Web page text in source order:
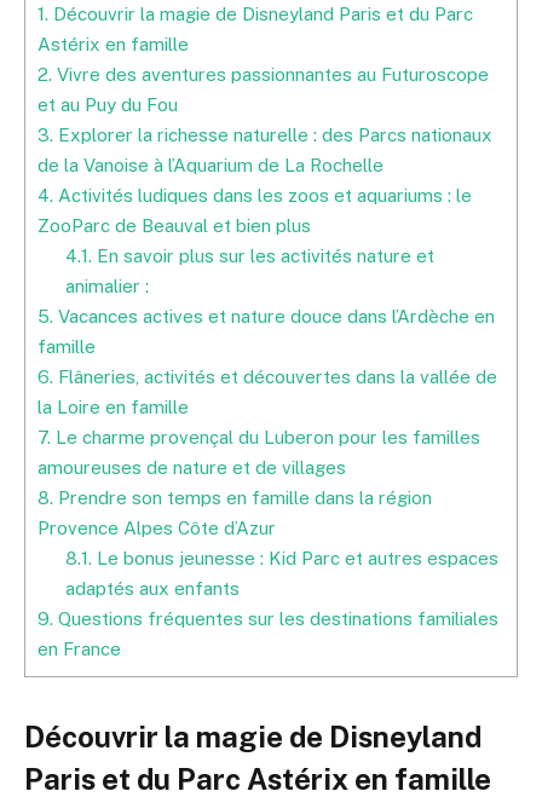
1. Découvrir la magie de Disneyland Paris et du Parc
Astérix en famille
2. Vivre des aventures passionnantes au Futuroscope
et au Puy du Fou
3. Explorer la richesse naturelle : des Parcs nationaux
de la Vanoise à l’Aquarium de La Rochelle
4. Activités ludiques dans les zoos et aquariums : le
ZooParc de Beauval et bien plus
4.1. En savoir plus sur les activités nature et
animalier :
5. Vacances actives et nature douce dans l’Ardèche en
famille
6. Flâneries, activités et découvertes dans la vallée de
la Loire en famille
7. Le charme provençal du Luberon pour les familles
amoureuses de nature et de villages
8. Prendre son temps en famille dans la région
Provence Alpes Côte d’Azur
8.1. Le bonus jeunesse : Kid Parc et autres espaces
adaptés aux enfants
9. Questions fréquentes sur les destinations familiales
en France
Découvrir la magie de Disneyland
Paris et du Parc Astérix en famille